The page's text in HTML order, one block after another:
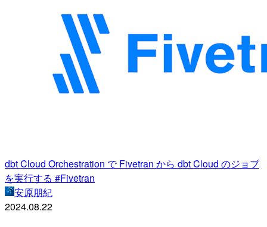
dbt Cloud Orchestration で Fivetran から dbt Cloud のジョブ
を実行する #Fivetran
安原朋紀
2024.08.22